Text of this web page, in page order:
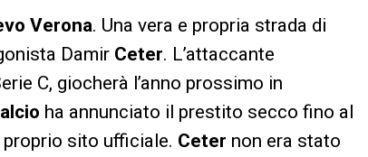
Verona. Una vera e propria strada di
Damir Ceter. L’attaccante
C, giocherà l’anno prossimo in
ha annunciato il prestito secco fino al
sito ufficiale. Ceter non era stato